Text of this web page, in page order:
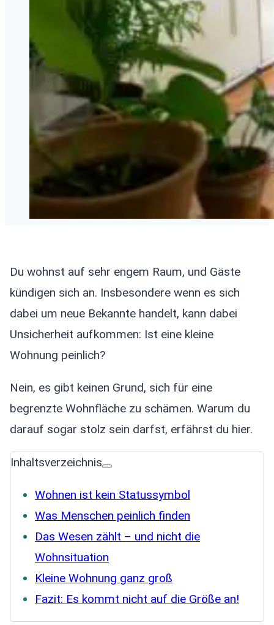
Du wohnst auf sehr engem Raum, und Gäste
kündigen sich an. Insbesondere wenn es sich
dabei um neue Bekannte handelt, kann dabei
Unsicherheit aufkommen: Ist eine kleine
Wohnung peinlich?
Nein, es gibt keinen Grund, sich für eine
begrenzte Wohnfläche zu schämen. Warum du
darauf sogar stolz sein darfst, erfährst du hier.
Inhaltsverzeichnis
Wohnen ist kein Statussymbol
Was Menschen peinlich finden
Das Wesen zählt – und nicht die
Wohnsituation
Kleine Wohnung ganz groß
Fazit: Es kommt nicht auf die Größe an!